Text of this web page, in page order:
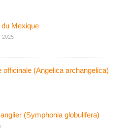
Mexique
2025
officinale (Angelica archangelica)
(Symphonia globulifera)